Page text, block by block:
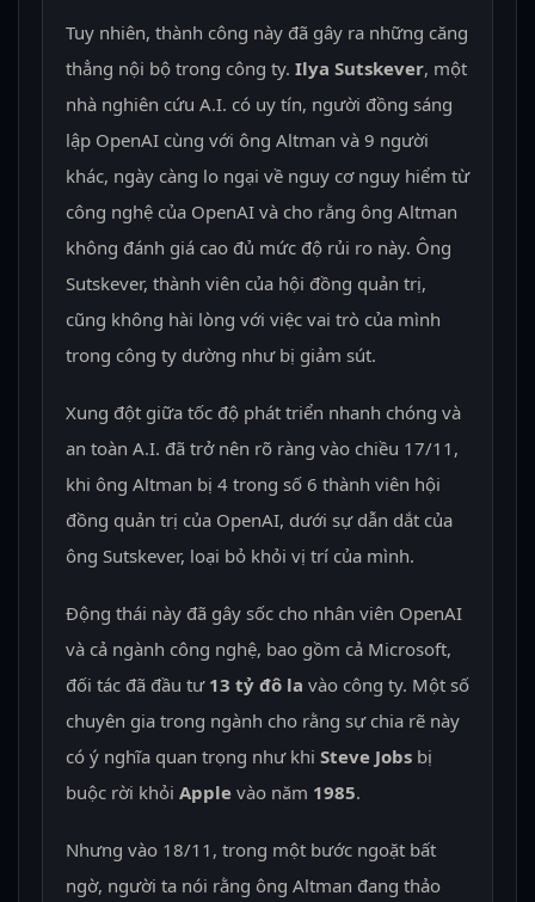
Tuy nhiên, thành công này đã gây ra những căng
thẳng nội bộ trong công ty. Ilya Sutskever, một
nhà nghiên cứu A.I. có uy tín, người đồng sáng
lập OpenAI cùng với ông Altman và 9 người
khác, ngày càng lo ngại về nguy cơ nguy hiểm từ
công nghệ của OpenAI và cho rằng ông Altman
không đánh giá cao đủ mức độ rủi ro này. Ông
Sutskever, thành viên của hội đồng quản trị,
cũng không hài lòng với việc vai trò của mình
trong công ty dường như bị giảm sút.
Xung đột giữa tốc độ phát triển nhanh chóng và
an toàn A.I. đã trở nên rõ ràng vào chiều 17/11,
khi ông Altman bị 4 trong số 6 thành viên hội
đồng quản trị của OpenAI, dưới sự dẫn dắt của
ông Sutskever, loại bỏ khỏi vị trí của mình.
Động thái này đã gây sốc cho nhân viên OpenAI
và cả ngành công nghệ, bao gồm cả Microsoft,
đối tác đã đầu tư13 tỷ đô la vào công ty. Một số
chuyên gia trong ngành cho rằng sự chia rẽ này
có ý nghĩa quan trọng như khi Steve Jobsbị
buộc rời khỏi Applevào năm 1985.
Nhưng vào 18/11, trong một bước ngoặt bất
ngờ, người ta nói rằng ông Altman đang thảo